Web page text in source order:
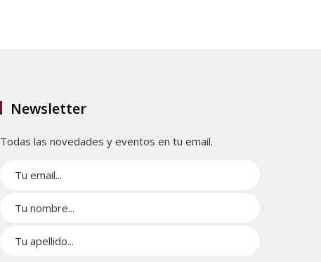
Newsletter
Todas las novedades y eventos en tu email.